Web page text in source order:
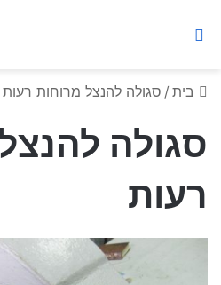
בית / סגולה להנצל מרוחות רעות
סגולה
רעות